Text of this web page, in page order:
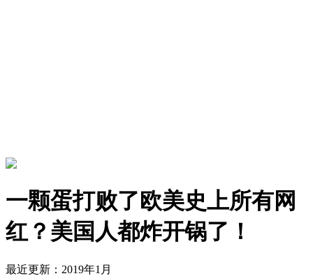
一颗蛋打败了欧美史上所有网
红？美国人都炸开锅了！
最近更新：2019年1月